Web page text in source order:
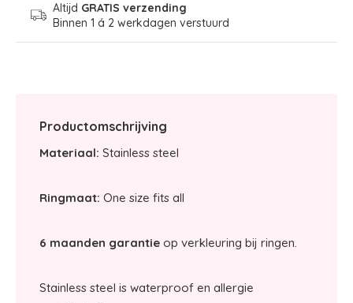
Altijd GRATIS verzending
Binnen 1 á 2 werkdagen verstuurd
Productomschrijving
Materiaal: Stainless steel
Ringmaat: One size fits all
6 maanden garantie op verkleuring bij ringen.
Stainless steel is waterproof en allergie